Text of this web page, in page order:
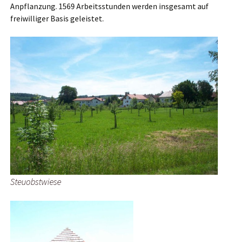
Anpflanzung. 1569 Arbeitsstunden werden insgesamt auf
freiwilliger Basis geleistet.
Steuobstwiese